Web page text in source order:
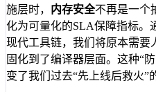
施层时， 内存安全不再是一个
化为可量化的SLA保障指标。
现代工具链，我们将原本需要
固化到了编译器层面。这种“
变了我们过去“先上线后救火”